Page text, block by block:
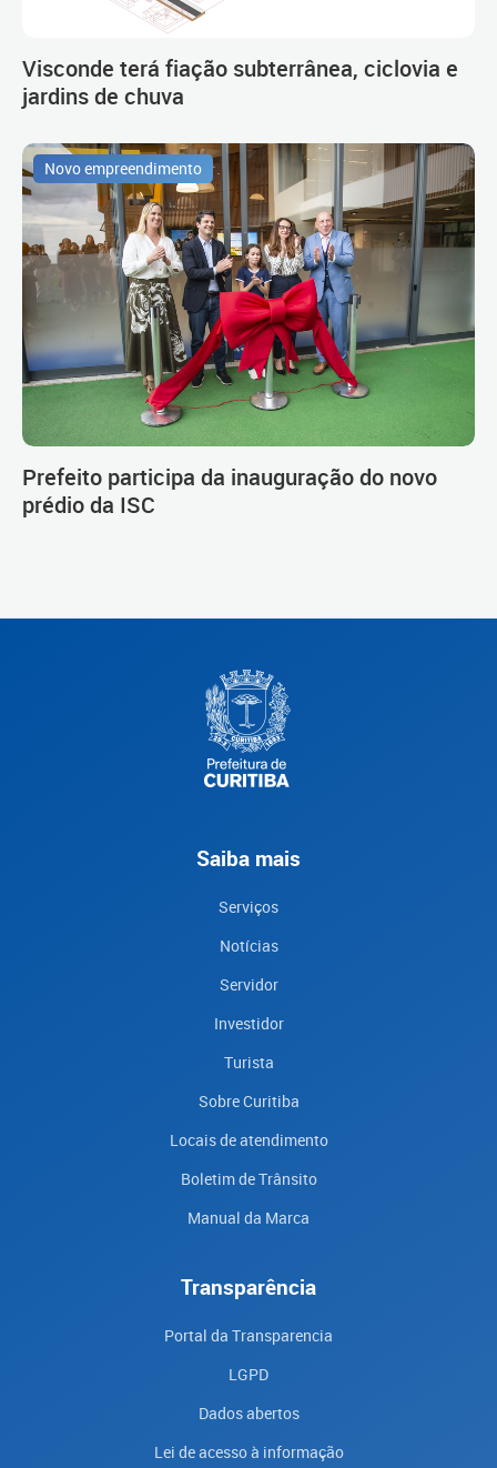
Visconde terá fiação subterrânea, ciclovia e
jardins de chuva
Novo empreendimento
Prefeito participa da inauguração do novo
prédio da ISC
Saiba mais
Serviços
Notícias
Servidor
Investidor
Turista
Sobre Curitiba
Locais de atendimento
Boletim de Trânsito
Manual da Marca
Transparência
Portal da Transparencia
LGPD
Dados abertos
Lei de acesso à informação